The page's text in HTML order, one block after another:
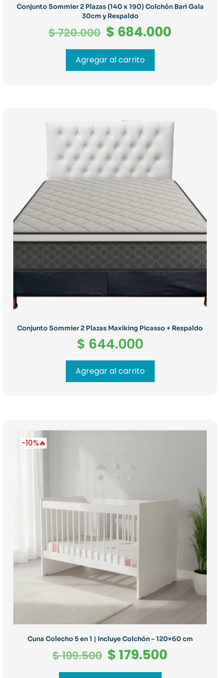
Conjunto Sommier 2 Plazas (140 x 190) Colchón Bari Gala
30cm y Respaldo
$720.000 El
original
era:
$ 684.000
Agregar al carrito
Conjunto Sommier 2 Plazas Maxiking Picasso + Respaldo
$ 644.000
Agregar al carrito
-10%🔥
Cuna Colecho 5 en 1 | Incluye Colchón – 120×60 cm
$199.500 El
precio
$179.500